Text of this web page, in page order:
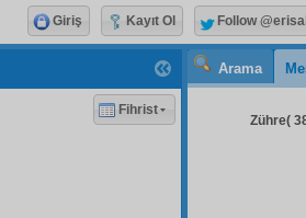
Arama
Zühre(
Fihrist
Giriş Kayıt Ol Follow